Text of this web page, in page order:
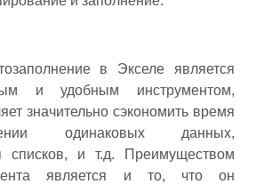
в Экселе является
и удобным инструментом,
значительно сэкономить время
одинаковых данных,
списков, и т.д. Преимуществом
является и то, что он